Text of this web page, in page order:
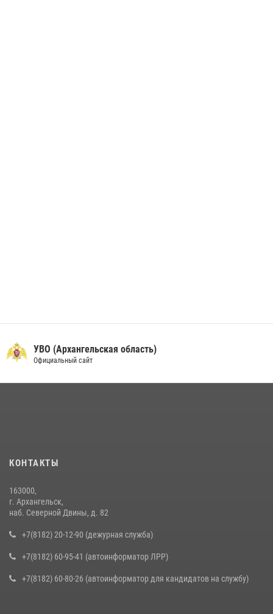
УВО (Архангельская область)
Официальный сайт
КОНТАКТЫ
163000,
г. Архангельск,
наб. Северной Двины, д. 82
+7(8182) 20-12-90 (дежурная служба)
+7(8182) 60-95-41 (автоинформатор ЛРР)
+7(8182) 60-80-26 (автоинформатор для кандидатов на службу)